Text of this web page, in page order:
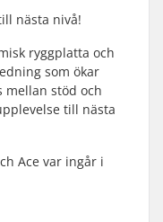
nästa nivå!
ryggplatta och
som ökar
mellan stöd och
till nästa
Ace var ingår i